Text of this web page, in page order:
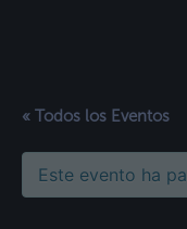
« Todos los Eventos
Este evento ha